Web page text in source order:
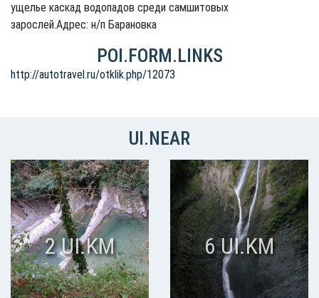
ущелье каскад водопадов среди самшитовых
зарослей.Адрес: н/п Барановка
POI.FORM.LINKS
http://autotravel.ru/otklik.php/12073
UI.NEAR
2 UI.KM 6 UI.KM